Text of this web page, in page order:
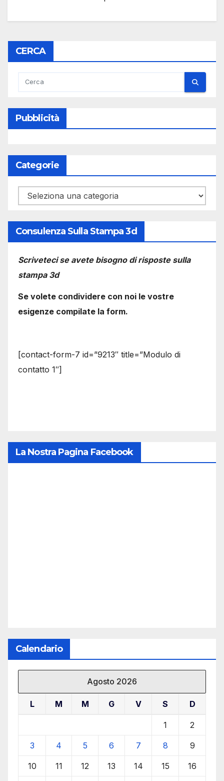
CERCA
Pubblicità
Categorie
Categorie
Consulenza Sulla Stampa 3d
Scriveteci se avete bisogno di risposte sulla
stampa 3d
Se volete condividere con noi le vostre
esigenze compilate la form.
[contact-form-7 id=”9213″ title=”Modulo di
contatto 1″]
La Nostra Pagina Facebook
Calendario
Agosto 2026
L M M G V S D
1 2
3 4 5 6 7 8 9
10 11 12 13 14 15 16